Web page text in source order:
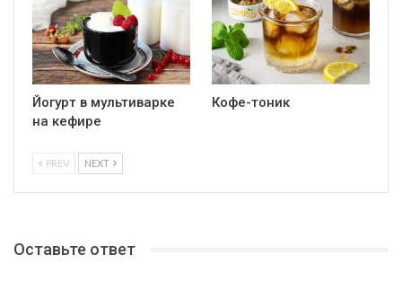
Йогурт в мультиварке
на кефире
Кофе-тоник
PREV NEXT
Оставьте ответ